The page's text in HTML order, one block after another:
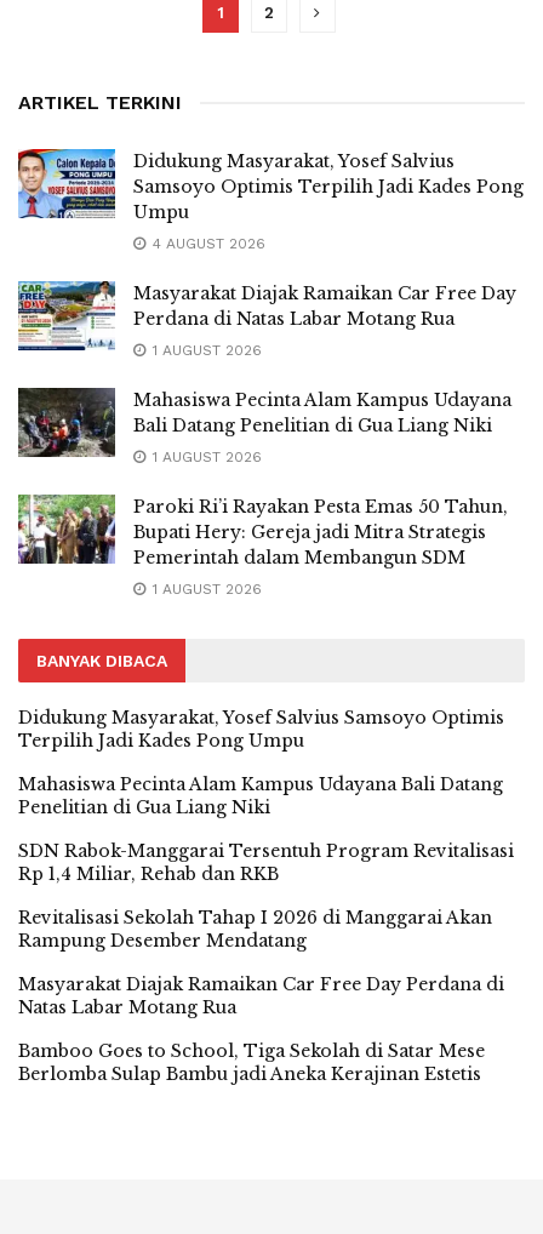
1 2
ARTIKEL TERKINI
Didukung Masyarakat, Yosef Salvius
Samsoyo Optimis Terpilih Jadi Kades Pong
Umpu
4 AUGUST 2026
Masyarakat Diajak Ramaikan Car Free Day
Perdana di Natas Labar Motang Rua
1 AUGUST 2026
Mahasiswa Pecinta Alam Kampus Udayana
Bali Datang Penelitian di Gua Liang Niki
1 AUGUST 2026
Paroki Ri’i Rayakan Pesta Emas 50 Tahun,
Bupati Hery: Gereja jadi Mitra Strategis
Pemerintah dalam Membangun SDM
1 AUGUST 2026
BANYAK DIBACA
Didukung Masyarakat, Yosef Salvius Samsoyo Optimis
Terpilih Jadi Kades Pong Umpu
Mahasiswa Pecinta Alam Kampus Udayana Bali Datang
Penelitian di Gua Liang Niki
SDN Rabok-Manggarai Tersentuh Program Revitalisasi
Rp 1,4 Miliar, Rehab dan RKB
Revitalisasi Sekolah Tahap I 2026 di Manggarai Akan
Rampung Desember Mendatang
Masyarakat Diajak Ramaikan Car Free Day Perdana di
Natas Labar Motang Rua
Bamboo Goes to School, Tiga Sekolah di Satar Mese
Berlomba Sulap Bambu jadi Aneka Kerajinan Estetis